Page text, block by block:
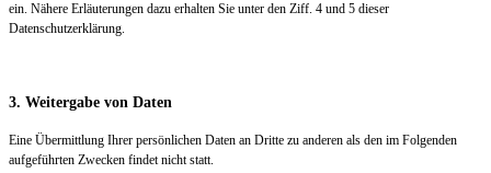
ein. Nähere Erläuterungen dazu erhalten Sie unter den Ziff. 4 und 5 dieser
Datenschutzerklärung.
3. Weitergabe von Daten
Eine Übermittlung Ihrer persönlichen Daten an Dritte zu anderen als den im Folgenden
aufgeführten Zwecken findet nicht statt.